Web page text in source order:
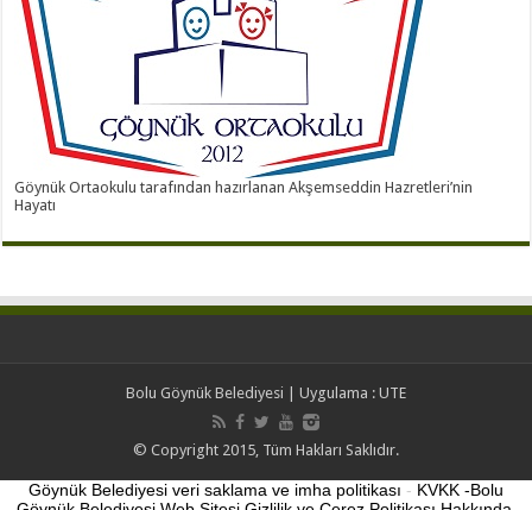
Göynük Ortaokulu tarafından hazırlanan Akşemseddin Hazretleri’nin
Hayatı
Bolu Göynük Belediyesi | Uygulama : UTE
© Copyright 2015, Tüm Hakları Saklıdır.
Göynük Belediyesi veri saklama ve imha politikası - KVKK -Bolu